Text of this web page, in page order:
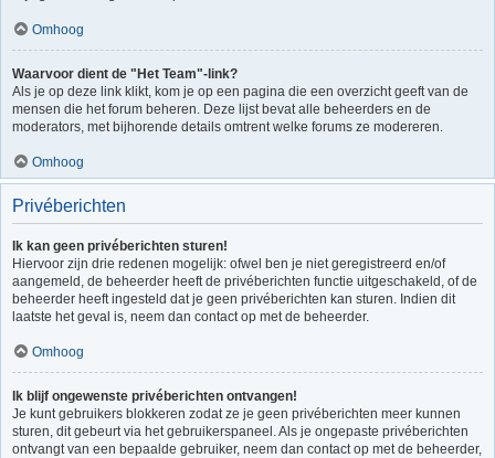
Omhoog
Waarvoor dient de "Het Team"-link?
Als je op deze link klikt, kom je op een pagina die een overzicht geeft van de
mensen die het forum beheren. Deze lijst bevat alle beheerders en de
moderators, met bijhorende details omtrent welke forums ze modereren.
Omhoog
Privéberichten
Ik kan geen privéberichten sturen!
Hiervoor zijn drie redenen mogelijk: ofwel ben je niet geregistreerd en/of
aangemeld, de beheerder heeft de privéberichten functie uitgeschakeld, of de
beheerder heeft ingesteld dat je geen privéberichten kan sturen. Indien dit
laatste het geval is, neem dan contact op met de beheerder.
Omhoog
Ik blijf ongewenste privéberichten ontvangen!
Je kunt gebruikers blokkeren zodat ze je geen privéberichten meer kunnen
sturen, dit gebeurt via het gebruikerspaneel. Als je ongepaste privéberichten
ontvangt van een bepaalde gebruiker, neem dan contact op met de beheerder,